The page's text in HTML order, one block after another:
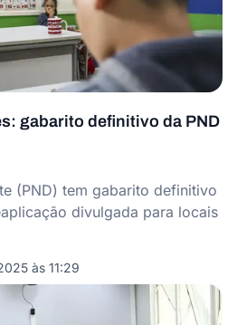
gabarito definitivo da PND
(PND) tem gabarito definitivo
divulgada para locais
às 11:29